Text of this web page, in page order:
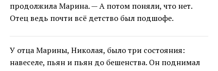
продолжила Марина. — А потом поняли, что нет.
Отец ведь почти всё детство был подшофе.
У отца Марины, Николая, было три состояния:
навеселе, пьян и пьян до бешенства. Он поднимал